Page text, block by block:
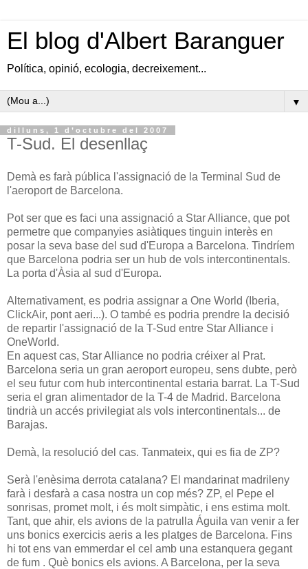
El blog d'Albert Baranguer
Política, opinió, ecologia, decreixement...
▼
dilluns, 1 d’octubre del 2007
T-Sud. El desenllaç
Demà es farà pública l'assignació de la Terminal Sud de
l'aeroport de Barcelona.
Pot ser que es faci una assignació a Star Alliance, que pot
permetre que companyies asiàtiques tinguin interès en
posar la seva base del sud d'Europa a Barcelona. Tindríem
que Barcelona podria ser un hub de vols intercontinentals.
La porta d'Àsia al sud d'Europa.
Alternativament, es podria assignar a One World (Iberia,
ClickAir, pont aeri...). O també es podria prendre la decisió
de repartir l'assignació de la T-Sud entre Star Alliance i
OneWorld.
En aquest cas, Star Alliance no podria créixer al Prat.
Barcelona seria un gran aeroport europeu, sens dubte, però
el seu futur com hub intercontinental estaria barrat. La T-Sud
seria el gran alimentador de la T-4 de Madrid. Barcelona
tindrià un accés privilegiat als vols intercontinentals... de
Barajas.
Demà, la resolució del cas. Tanmateix, qui es fia de ZP?
Serà l'enèsima derrota catalana? El mandarinat madrileny
farà i desfarà a casa nostra un cop més? ZP, el Pepe el
sonrisas, promet molt, i és molt simpàtic, i ens estima molt.
Tant, que ahir, els avions de la patrulla Águila van venir a fer
uns bonics exercicis aeris a les platges de Barcelona. Fins
hi tot ens van emmerdar el cel amb una estanquera gegant
de fum . Què bonics els avions. A Barcelona, per la seva